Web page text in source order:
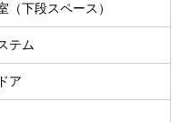
（下段スペース）
テム
ア